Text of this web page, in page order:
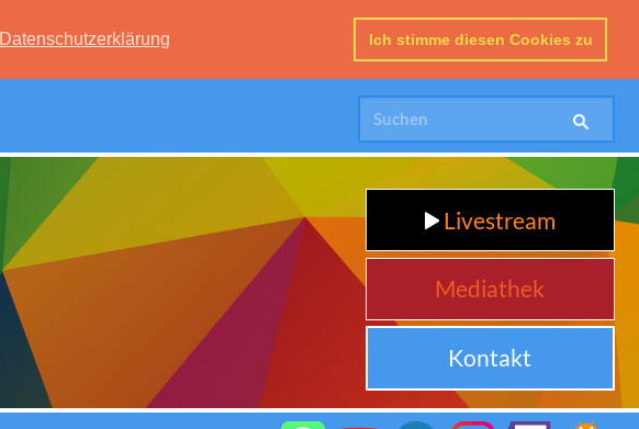
Datenschutzerklärung Ich stimme diesen Cookies zu
Livestream
Mediathek
Kontakt